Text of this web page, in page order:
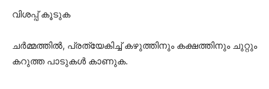
വിശപ്പ് കൂടുക
ചർമ്മത്തിൽ, പ്രത്യേകിച്ച് കഴുത്തിനും കക്ഷത്തിനും ചുറ്റും
കറുത്ത പാടുകൾ കാണുക.